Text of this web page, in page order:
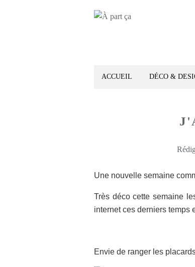
ACCUEIL DÉCO &
Une nouvelle semaine
Très déco cette semaine
internet ces derniers temps
Envie de ranger les